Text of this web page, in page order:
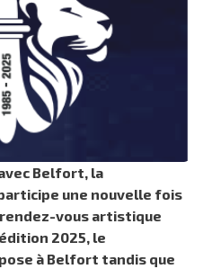
Belfort, la
une nouvelle fois
vous artistique
2025, le
à Belfort tandis que